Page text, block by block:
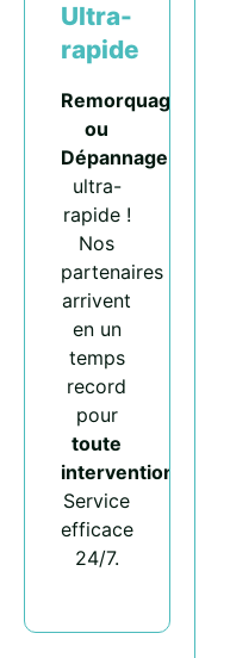
Ultra-
rapide
Remorquage
ou
Dépannage
ultra-
rapide !
Nos
partenaires
arrivent
en un
temps
record
pour
toute
intervention
Service
efficace
24/7.